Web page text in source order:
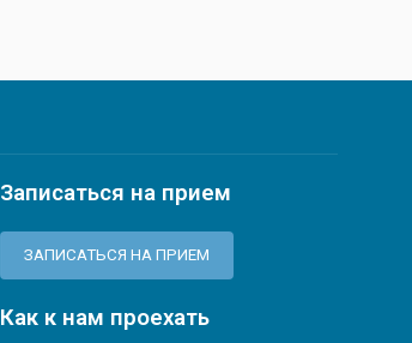
Записаться на прием
ЗАПИСАТЬСЯ НА ПРИЕМ
Как к нам проехать